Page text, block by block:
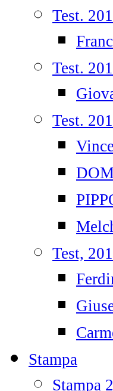
Test.
Test.
Test.
Test,
Stampa
Stampa